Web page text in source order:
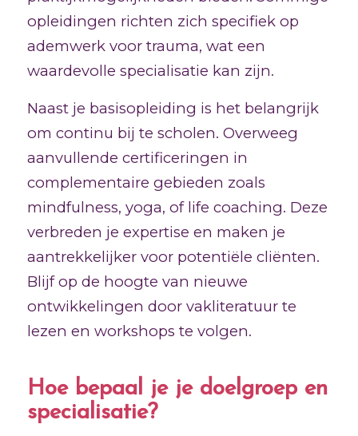
opleidingen richten zich specifiek op
ademwerk voor trauma, wat een
waardevolle specialisatie kan zijn.
Naast je basisopleiding is het belangrijk
om continu bij te scholen. Overweeg
aanvullende certificeringen in
complementaire gebieden zoals
mindfulness, yoga, of life coaching. Deze
verbreden je expertise en maken je
aantrekkelijker voor potentiële cliënten.
Blijf op de hoogte van nieuwe
ontwikkelingen door vakliteratuur te
lezen en workshops te volgen.
Hoe bepaal je je doelgroep en
specialisatie?